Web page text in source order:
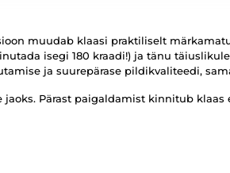
muudab klaasi praktiliselt
isegi 180 kraadi!) ja tänu
ja suurepärase pildikvaliteedi,
Pärast paigaldamist kinnitub